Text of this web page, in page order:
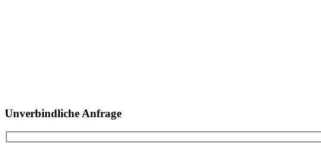
Unverbindliche Anfrage